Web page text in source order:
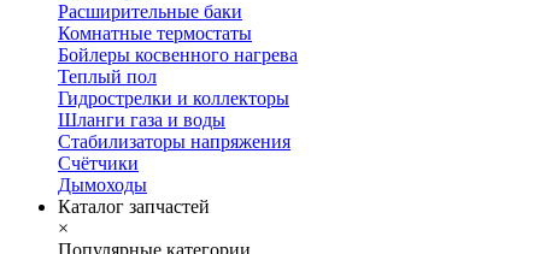
Расширительные баки
Комнатные термостаты
Бойлеры косвенного нагрева
Теплый пол
Гидрострелки и коллекторы
Шланги газа и воды
Стабилизаторы напряжения
Счётчики
Дымоходы
Каталог запчастей
×
Популярные категории